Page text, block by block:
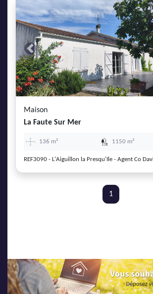
Previous
Maison
La Faute Sur Mer
136 m² 1150 m²
REF3090 - L'Aiguillon la Presqu'Ile - Agent Co
1